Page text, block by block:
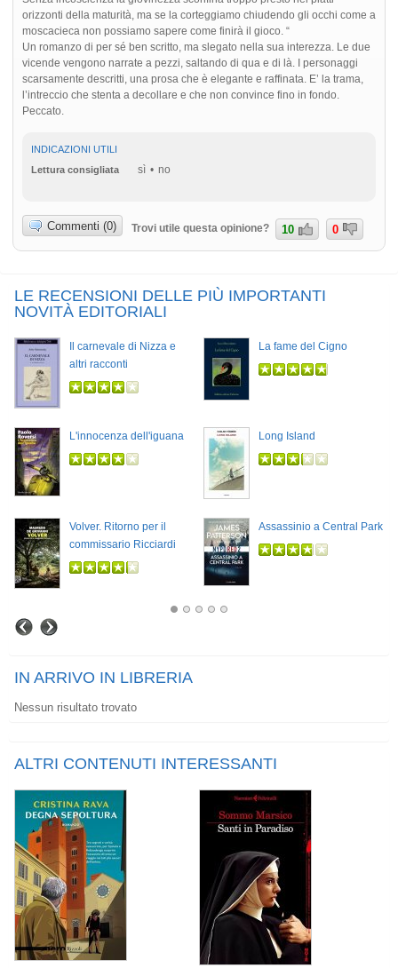
orizzonti della maturità, ma se la corteggiamo chiudendo gli occhi come a
moscacieca non possiamo sapere come finirà il gioco. “
Un romanzo di per sé ben scritto, ma slegato nella sua interezza. Le due
vicende vengono narrate a pezzi, saltando di qua e di là. I personaggi
scarsamente descritti, una prosa che è elegante e raffinata. E’ la trama,
l’intreccio che stenta a decollare e che non convince fino in fondo.
Peccato.
INDICAZIONI UTILI
Lettura consigliata
sì no
Commenti (0) Trovi utile questa opinione? 10 0
LE RECENSIONI DELLE PIÙ IMPORTANTI
NOVITÀ EDITORIALI
Il carnevale di Nizza e
altri racconti
La fame del Cigno
L'innocenza dell'iguana Long Island
Volver. Ritorno per il
commissario Ricciardi
Assassinio a Central Park
IN ARRIVO IN LIBRERIA
Nessun risultato trovato
ALTRI CONTENUTI INTERESSANTI